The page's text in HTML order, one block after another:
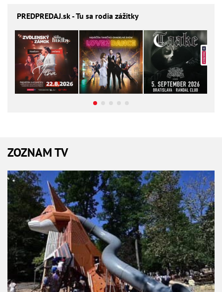
PREDPREDAJ.sk - Tu sa rodia zážitky
ZOZNAM TV